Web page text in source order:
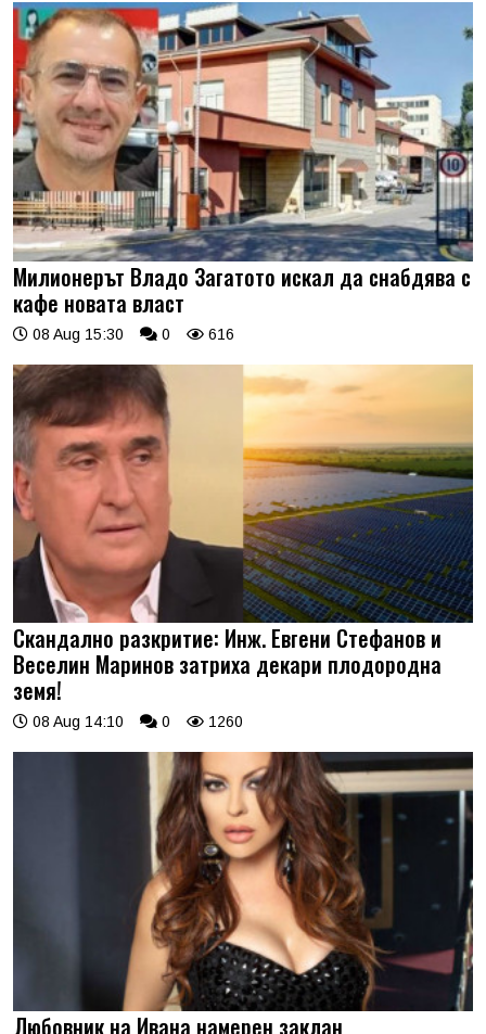
Милионерът Владо Загатото искал да снабдява с
кафе новата власт
08 Aug 15:30 0 616
Скандално разкритие: Инж. Евгени Стефанов и
Веселин Маринов затриха декари плодородна
земя!
08 Aug 14:10 0 1260
Любовник на Ивана намерен заклан